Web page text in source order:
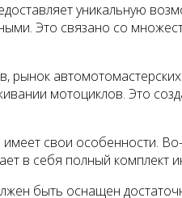
уникальную
Это связано со
рынок
мотоциклов. Это
свои особенности.
в себя полный комплект
быть оснащен